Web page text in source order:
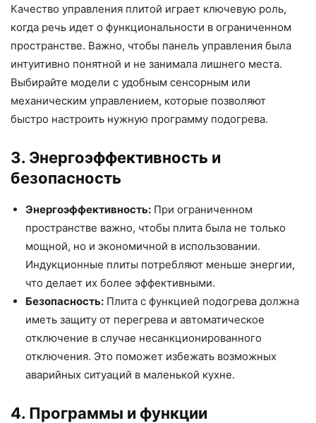
Качество управления плитой играет ключевую роль,
когда речь идет о функциональности в ограниченном
пространстве. Важно, чтобы панель управления была
интуитивно понятной и не занимала лишнего места.
Выбирайте модели с удобным сенсорным или
механическим управлением, которые позволяют
быстро настроить нужную программу подогрева.
3. Энергоэффективность и
безопасность
Энергоэффективность: При ограниченном
пространстве важно, чтобы плита была не только
мощной, но и экономичной в использовании.
Индукционные плиты потребляют меньше энергии,
что делает их более эффективными.
Безопасность: Плита с функцией подогрева должна
иметь защиту от перегрева и автоматическое
отключение в случае несанкционированного
отключения. Это поможет избежать возможных
аварийных ситуаций в маленькой кухне.
4. Программы и функции